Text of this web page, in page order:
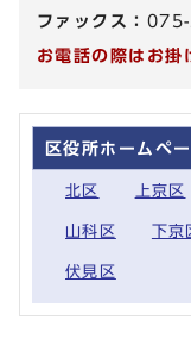
ファックス：
お電話の際はお掛
区役所ホームペ
北区 上京区
山科区 下京
伏見区